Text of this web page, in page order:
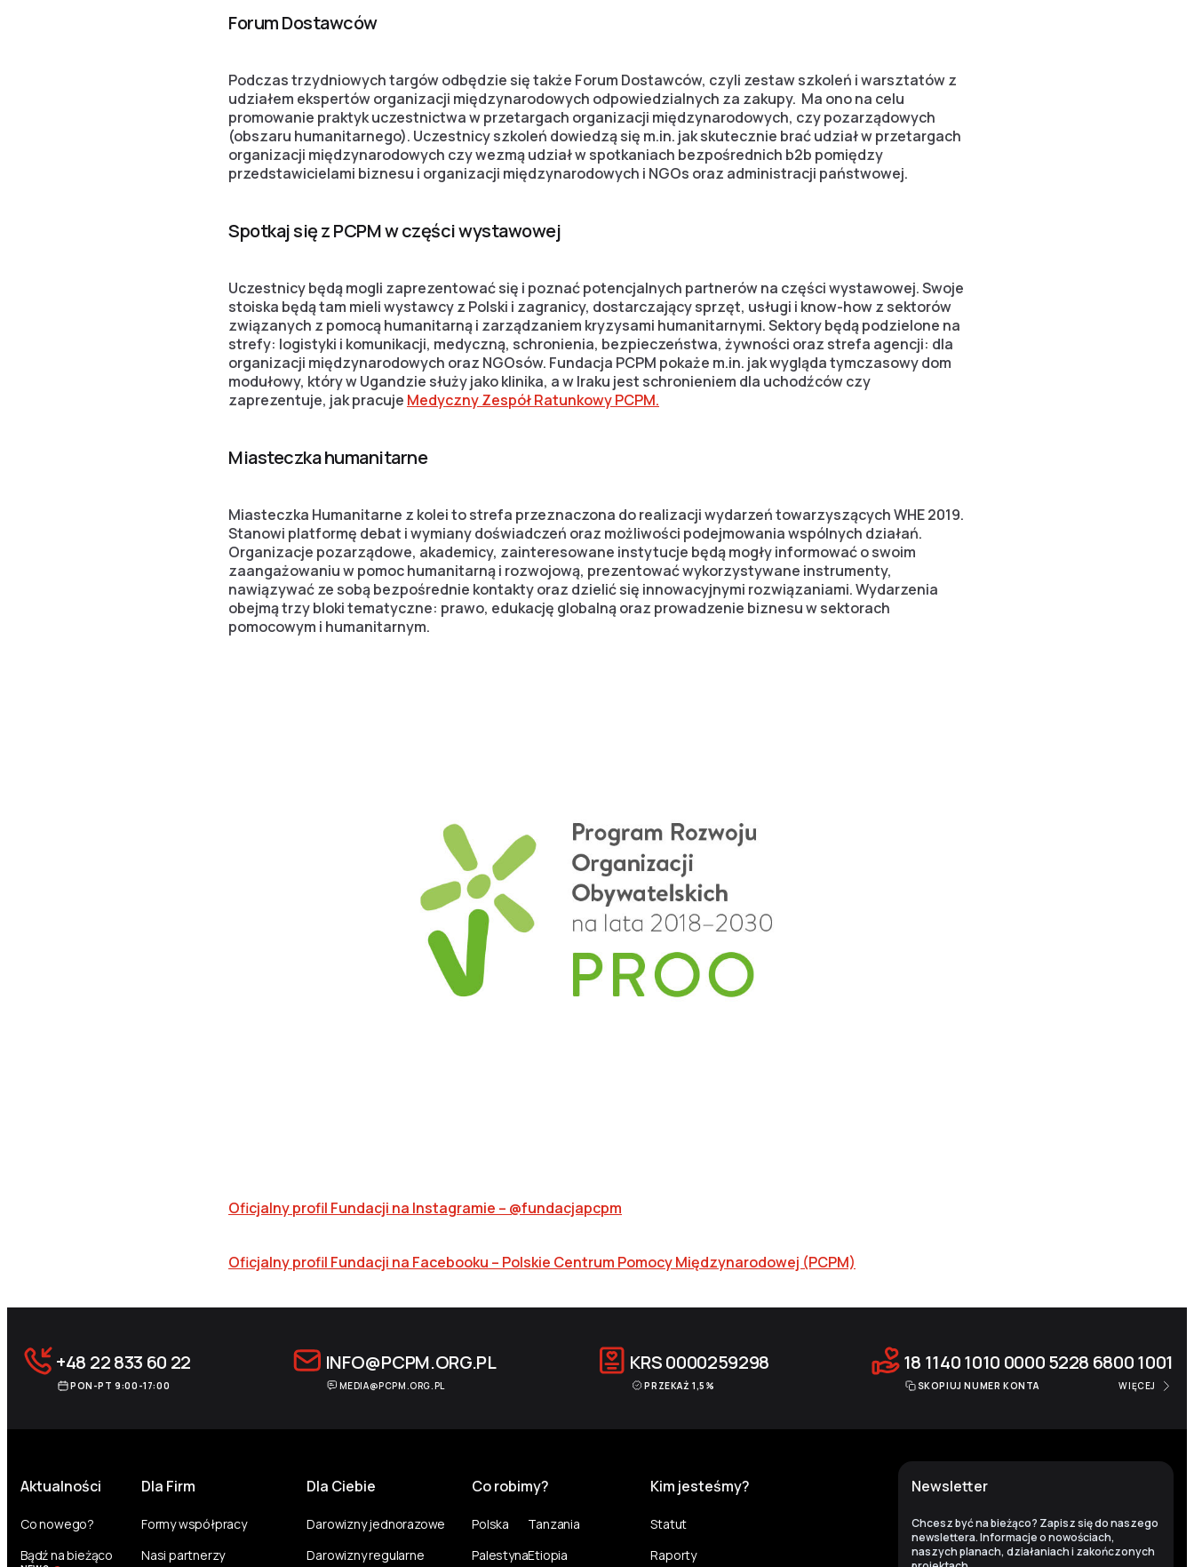
Forum Dostawców
Podczas trzydniowych targów odbędzie się także Forum Dostawców, czyli zestaw szkoleń i warsztatów z
udziałem ekspertów organizacji międzynarodowych odpowiedzialnych za zakupy. Ma ono na celu
promowanie praktyk uczestnictwa w przetargach organizacji międzynarodowych, czy pozarządowych
(obszaru humanitarnego). Uczestnicy szkoleń dowiedzą się m.in. jak skutecznie brać udział w przetargach
organizacji międzynarodowych czy wezmą udział w spotkaniach bezpośrednich b2b pomiędzy
przedstawicielami biznesu i organizacji międzynarodowych i NGOs oraz administracji państwowej.
Spotkaj się z PCPM w części wystawowej
Uczestnicy będą mogli zaprezentować się i poznać potencjalnych partnerów na części wystawowej. Swoje
stoiska będą tam mieli wystawcy z Polski i zagranicy, dostarczający sprzęt, usługi i know-how z sektorów
związanych z pomocą humanitarną i zarządzaniem kryzysami humanitarnymi. Sektory będą podzielone na
strefy: logistyki i komunikacji, medyczną, schronienia, bezpieczeństwa, żywności oraz strefa agencji: dla
organizacji międzynarodowych oraz NGOsów. Fundacja PCPM pokaże m.in. jak wygląda tymczasowy dom
modułowy, który w Ugandzie służy jako klinika, a w Iraku jest schronieniem dla uchodźców czy
zaprezentuje, jak pracuje Medyczny Zespół Ratunkowy PCPM.
Miasteczka humanitarne
Miasteczka Humanitarne z kolei to strefa przeznaczona do realizacji wydarzeń towarzyszących WHE 2019.
Stanowi platformę debat i wymiany doświadczeń oraz możliwości podejmowania wspólnych działań.
Organizacje pozarządowe, akademicy, zainteresowane instytucje będą mogły informować o swoim
zaangażowaniu w pomoc humanitarną i rozwojową, prezentować wykorzystywane instrumenty,
nawiązywać ze sobą bezpośrednie kontakty oraz dzielić się innowacyjnymi rozwiązaniami. Wydarzenia
obejmą trzy bloki tematyczne: prawo, edukację globalną oraz prowadzenie biznesu w sektorach
pomocowym i humanitarnym.
Oficjalny profil Fundacji na Instagramie – @fundacjapcpm
Oficjalny profil Fundacji na Facebooku – Polskie Centrum Pomocy Międzynarodowej (PCPM)
+48 22 833 60 22
PON-PT 9:00-17:00
INFO@PCPM.ORG.PL
MEDIA@PCPM.ORG.PL
KRS0000259298
PRZEKAŻ 1,5%
18 1140 1010 0000 5228 6800 1001
SKOPIUJ NUMER KONTA WIĘCEJ
Newsletter
Chcesz być na bieżąco? Zapisz się do naszego
newslettera. Informacje o nowościach,
naszych planach, działaniach i zakończonych
Aktualności
Co nowego?
Bądź na bieżąco
Dla Firm
Formy współpracy
Nasi partnerzy
Dla Ciebie
Darowizny jednorazowe
Darowizny regularne
Co robimy?
Polska
Palestyna
Tanzania
Etiopia
Kim jesteśmy?
Statut
Raporty